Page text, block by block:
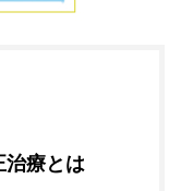
治療とは